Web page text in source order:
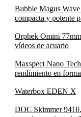
Bubble Magus
compacta y potente
Orphek Omini
vídeos de acuario
Maxspect Nano
rendimiento en
Waterbox EDEN X
DOC Skimmer